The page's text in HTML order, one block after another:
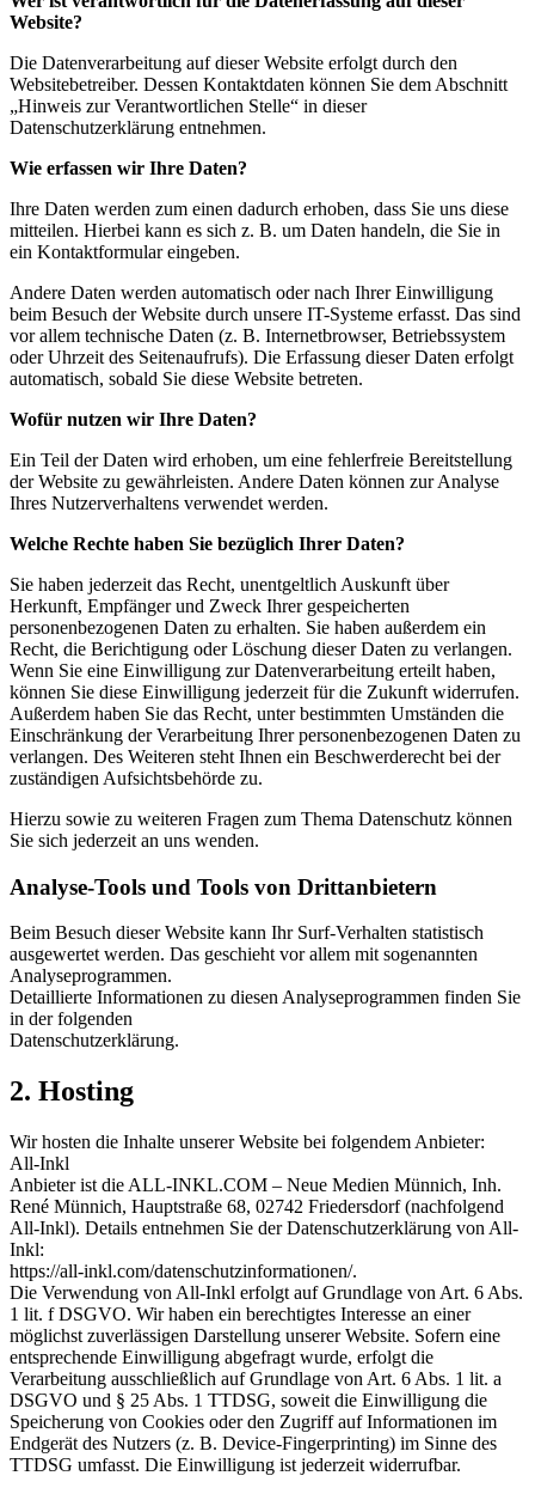
Website?
Die Datenverarbeitung auf dieser Website erfolgt durch den
Websitebetreiber. Dessen Kontaktdaten können Sie dem Abschnitt
„Hinweis zur Verantwortlichen Stelle“ in dieser
Datenschutzerklärung entnehmen.
Wie erfassen wir Ihre Daten?
Ihre Daten werden zum einen dadurch erhoben, dass Sie uns diese
mitteilen. Hierbei kann es sich z. B. um Daten handeln, die Sie in
ein Kontaktformular eingeben.
Andere Daten werden automatisch oder nach Ihrer Einwilligung
beim Besuch der Website durch unsere IT-Systeme erfasst. Das sind
vor allem technische Daten (z. B. Internetbrowser, Betriebssystem
oder Uhrzeit des Seitenaufrufs). Die Erfassung dieser Daten erfolgt
automatisch, sobald Sie diese Website betreten.
Wofür nutzen wir Ihre Daten?
Ein Teil der Daten wird erhoben, um eine fehlerfreie Bereitstellung
der Website zu gewährleisten. Andere Daten können zur Analyse
Ihres Nutzerverhaltens verwendet werden.
Welche Rechte haben Sie bezüglich Ihrer Daten?
Sie haben jederzeit das Recht, unentgeltlich Auskunft über
Herkunft, Empfänger und Zweck Ihrer gespeicherten
personenbezogenen Daten zu erhalten. Sie haben außerdem ein
Recht, die Berichtigung oder Löschung dieser Daten zu verlangen.
Wenn Sie eine Einwilligung zur Datenverarbeitung erteilt haben,
können Sie diese Einwilligung jederzeit für die Zukunft widerrufen.
Außerdem haben Sie das Recht, unter bestimmten Umständen die
Einschränkung der Verarbeitung Ihrer personenbezogenen Daten zu
verlangen. Des Weiteren steht Ihnen ein Beschwerderecht bei der
zuständigen Aufsichtsbehörde zu.
Hierzu sowie zu weiteren Fragen zum Thema Datenschutz können
Sie sich jederzeit an uns wenden.
Analyse-Tools und Tools von Drittanbietern
Beim Besuch dieser Website kann Ihr Surf-Verhalten statistisch
ausgewertet werden. Das geschieht vor allem mit sogenannten
Analyseprogrammen.
Detaillierte Informationen zu diesen Analyseprogrammen finden Sie
in der folgenden
Datenschutzerklärung.
2. Hosting
Wir hosten die Inhalte unserer Website bei folgendem Anbieter:
All-Inkl
Anbieter ist die ALL-INKL.COM – Neue Medien Münnich, Inh.
René Münnich, Hauptstraße 68, 02742 Friedersdorf (nachfolgend
All-Inkl). Details entnehmen Sie der Datenschutzerklärung von All-
Inkl:
https://all-inkl.com/datenschutzinformationen/.
Die Verwendung von All-Inkl erfolgt auf Grundlage von Art. 6 Abs.
1 lit. f DSGVO. Wir haben ein berechtigtes Interesse an einer
möglichst zuverlässigen Darstellung unserer Website. Sofern eine
entsprechende Einwilligung abgefragt wurde, erfolgt die
Verarbeitung ausschließlich auf Grundlage von Art. 6 Abs. 1 lit. a
DSGVO und § 25 Abs. 1 TTDSG, soweit die Einwilligung die
Speicherung von Cookies oder den Zugriff auf Informationen im
Endgerät des Nutzers (z. B. Device-Fingerprinting) im Sinne des
TTDSG umfasst. Die Einwilligung ist jederzeit widerrufbar.